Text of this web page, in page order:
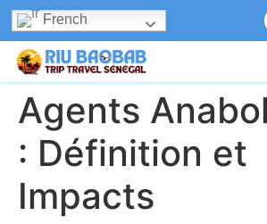
French
Agents
: Définition et
Impacts